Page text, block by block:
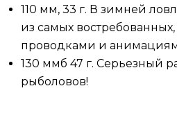
110 мм, 33 г. В зимней
из самых
проводками и
130 ммб 47 г. Серьезный
рыболовов!